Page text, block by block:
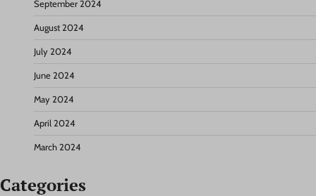
September 2024
August 2024
July 2024
June 2024
May 2024
April 2024
March 2024
Categories